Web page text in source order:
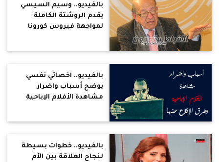
بالفيديو.. وسيم السيسي
يقدم الروشتة الكاملة
لمواجهة فيروس كورونا
بالفيديو.. اخصائي نفسي
يوضح أسباب واضرار
مشاهدة الأفلام الإباحية
بالفيديو.. خطوات بسيطة
لنجاح العلاقة بين الأم